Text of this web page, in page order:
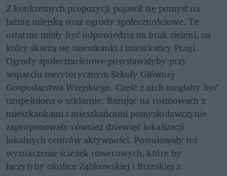
Z konkretnych propozycji pojawił się pomysł na
łaźnię miejską oraz ogrody społecznościowe. Te
ostatnie miały być odpowiedzią na brak zieleni, na
który skarżą się mieszkanki i mieszkańcy Pragi.
Ogrody społecznościowe powstawałyby przy
wsparciu merytorycznym Szkoły Głównej
Gospodarstwa Wiejskiego. Część z nich mogłaby być
uzupełniona o szklarnie. Bazując na rozmowach z
mieszkankami i mieszkańcami pomysłodawczynie
zaproponowały również dziewięć lokalizacji
lokalnych centrów aktywności. Postulowały też
wyznaczenie ścieżek rowerowych, które by
łączyłyby okolice Ząbkowskiej i Brzeskiej z